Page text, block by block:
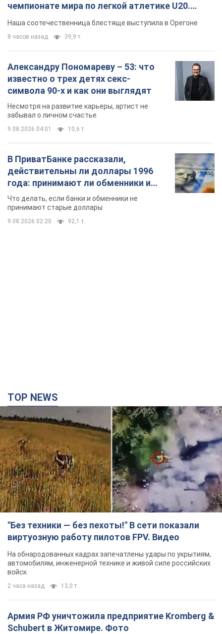
чемпионате мира по легкой атлетике U20.
Видео
Наша соотечественница блестяще выступила в Орегоне
8 часов назад 39,9 т.
Александру Пономареву – 53: что
известно о трех детях секс-
символа 90-х и как они выглядят
Несмотря на развитие карьеры, артист не
забывал о личном счастье
9.08.2026 04:01 10,6 т.
В ПриватБанке рассказали,
действительны ли доллары 1996
года: принимают ли обменники и
банки такие купюры
Что делать, если банки и обменники не
принимают старые доллары
9.08.2026 02:20 92,1 т.
TOP NEWS
"Без техники — без пехоты!" В сети показали
виртуозную работу пилотов FPV. Видео
На обнародованных кадрах запечатлены удары по укрытиям,
автомобилям, инженерной технике и живой силе российских
войск
2 часа назад 13,0 т.
Армия РФ уничтожила предприятие Kromberg &
Schubert в Житомире. Фото